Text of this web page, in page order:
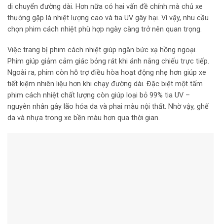
di chuyển đường dài. Hơn nữa có hai vấn đề chính mà chủ xe
thường gặp là nhiệt lượng cao và tia UV gây hại. Vì vậy, nhu cầu
chọn phim cách nhiệt phù hợp ngày càng trở nên quan trọng.
Việc trang bị phim cách nhiệt giúp ngăn bức xạ hồng ngoại.
Phim giúp giảm cảm giác bỏng rát khi ánh nắng chiếu trực tiếp.
Ngoài ra, phim còn hỗ trợ điều hòa hoạt động nhẹ hơn giúp xe
tiết kiệm nhiên liệu hơn khi chạy đường dài. Đặc biệt một tấm
phim cách nhiệt chất lượng còn giúp loại bỏ 99% tia UV –
nguyên nhân gây lão hóa da và phai màu nội thất. Nhờ vậy, ghế
da và nhựa trong xe bền màu hơn qua thời gian.